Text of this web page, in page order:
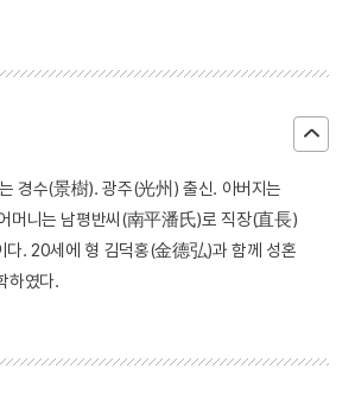
경수(景樹). 광주(光州) 출신. 아버지는
머니는 남평반씨(南平潘氏)로 직장(直長)
. 20세에 형 김덕홍(金德弘)과 함께 성혼
하였다.